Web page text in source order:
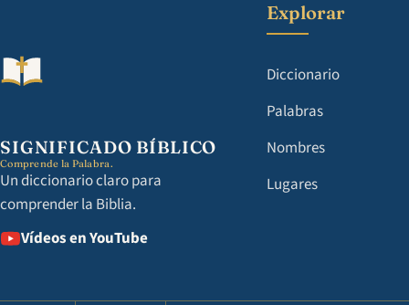
SIGNIFICADO BÍBLICO
Comprende la Palabra.
Un diccionario claro para
comprender la Biblia.
Vídeos en YouTube
Explorar
Diccionario
Palabras
Nombres
Lugares